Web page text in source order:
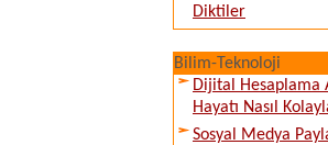
Diktiler
Bilim-Teknoloji
Dijital Hesaplama
Hayatı Nasıl
Sosyal Medya